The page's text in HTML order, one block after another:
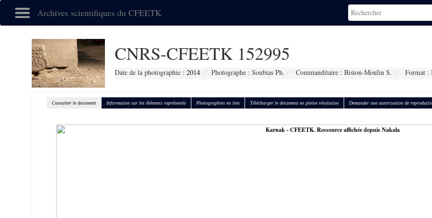
Archives scientifiques du CFEETK
CNRS-CFEETK 152995
Date de la photographie :2014 Photographe : Soubias Ph. Commanditaire : Biston-Moulin S. Format :
Consulter le document Information sur les éléments représentés Photographies en lien Télécharger le document en pleine résolution Demander une autorisation de